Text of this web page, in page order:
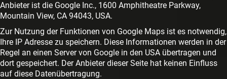
Anbieter ist die Google Inc., 1600 Amphitheatre Parkway,
Mountain View, CA 94043, USA.
Zur Nutzung der Funktionen von Google Maps ist es notwendig,
Ihre IP Adresse zu speichern. Diese Informationen werden in der
Regel an einen Server von Google in den USA übertragen und
dort gespeichert. Der Anbieter dieser Seite hat keinen Einfluss
auf diese Datenübertragung.